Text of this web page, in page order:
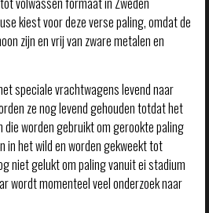
kiest voor deze verse paling, omdat de
zijn en vrij van zware metalen en
speciale vrachtwagens levend naar
ze nog levend gehouden totdat het
worden gebruikt om gerookte paling
in het wild en worden gekweekt tot
niet gelukt om paling vanuit ei stadium
wordt momenteel veel onderzoek naar